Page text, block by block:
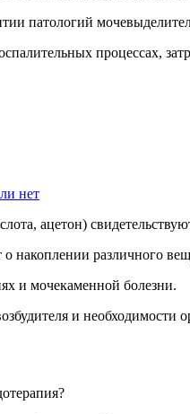
патологий
процессах,
нет
ацетон)
различного
и мочекаменной болезни.
и необходимости